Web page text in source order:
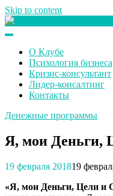
Skip to content
О Клубе
Психология бизнеса
Кризис-консультант
Лидер-консалтинг
Контакты
Денежные программы
Я, мои Деньги,
19 февраля 201819
«Я, мои Деньги, Цели